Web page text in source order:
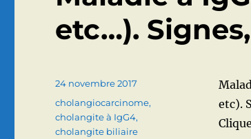
etc…).
etc).
Publié
le
24 novembre 2017
Catégories
cholangiocarcinome,
cholangite à IgG4,
cholangite biliaire